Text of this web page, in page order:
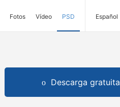
Fotos Vídeo PSD Español
Descarga gratuita